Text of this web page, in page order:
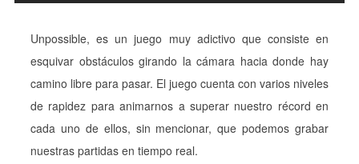
Unpossible, es un juego muy adictivo que consiste en
esquivar obstáculos girando la cámara hacia donde hay
camino libre para pasar. El juego cuenta con varios niveles
de rapidez para animarnos a superar nuestro récord en
cada uno de ellos, sin mencionar, que podemos grabar
nuestras partidas en tiempo real.